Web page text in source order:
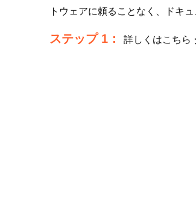
トウェアに頼ることなく、ドキ
ステップ 1： 詳しくはこちら